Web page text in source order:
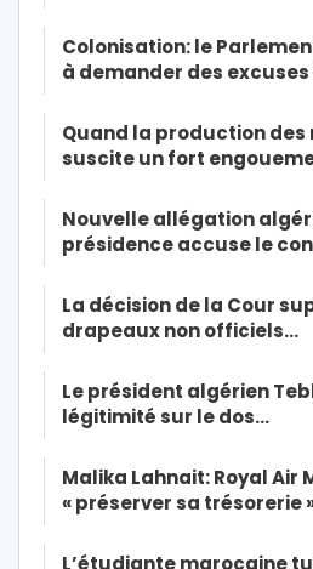
Colonisation: le
à demander des
Quand la production des
suscite un fort
Nouvelle allégation
présidence accuse le
La décision de la Cour
drapeaux non officiels…
Le président algérien
légitimité sur le dos…
Malika Lahnait: Royal Air
« préserver sa trésorerie
L’étudiante marocaine